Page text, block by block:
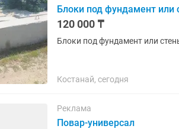
Блоки под фундамент или
120 000 ₸
Блоки под фундамент или
Костанай, сегодня
Реклама
Повар-универсал